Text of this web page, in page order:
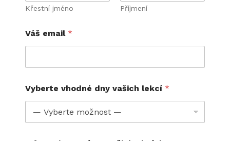
Křestní jméno Příjmení
Váš email *
Vyberte vhodné dny vašich lekcí *